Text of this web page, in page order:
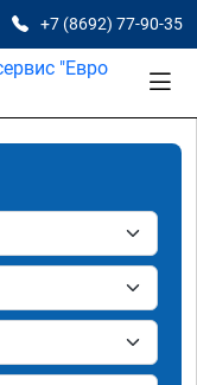
+7 (8692) 77-90-35